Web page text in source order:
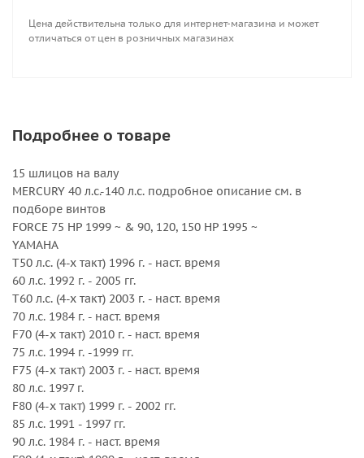
F100 (4-х такт) 1999 г. - 2002 гг.
115 л.с. 1984 г. - наст. время
DF 90 (4-х такт) 2001 ~ 2008
DF100 (4-х такт) 2009 ~
DF 115 (4-х такт) 2001 ~ 2012
DF 115A (4-х такт) 2013 ~
DF 140 (4-х такт) 2002 ~ 2012
DF 140A (4-х такт) 2013 ~
HONDA 60л.с.-115 л.с. подробное описание см. в
подборе винтов
Внешний диаметр, дюйм : 13.75
Вращение : Правое
Количество лопастей : 4
Серийный номер : 3413-138-15
Серия : Amita 4
Шаг, дюйм : 15
Цена действительна только для интернет-магазина и может
отличаться от цен в розничных магазинах
Подробнее о товаре
15 шлицов на валу
MERCURY 40 л.с.-140 л.с. подробное описание см. в
подборе винтов
FORCE 75 HP 1999 ~ & 90, 120, 150 HP 1995 ~
YAMAHA
Т50 л.с. (4-х такт) 1996 г. - наст. время
60 л.с. 1992 г. - 2005 гг.
Т60 л.с. (4-х такт) 2003 г. - наст. время
70 л.с. 1984 г. - наст. время
F70 (4-х такт) 2010 г. - наст. время
75 л.с. 1994 г. -1999 гг.
F75 (4-х такт) 2003 г. - наст. время
80 л.с. 1997 г.
F80 (4-х такт) 1999 г. - 2002 гг.
85 л.с. 1991 - 1997 гг.
90 л.с. 1984 г. - наст. время